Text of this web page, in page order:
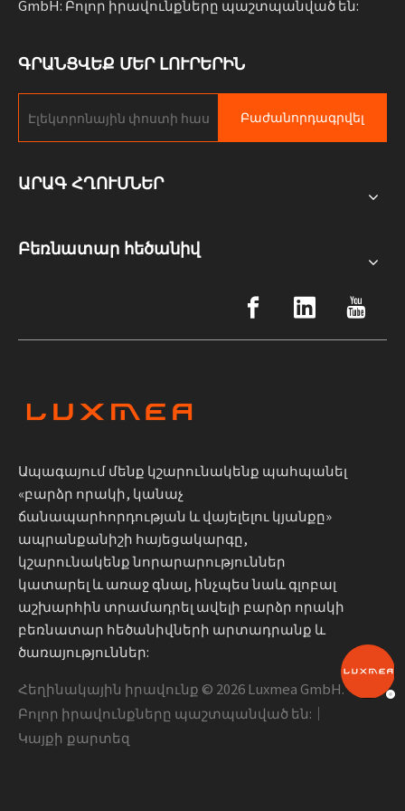
GmbH: Բոլոր իրավունքները պաշտպանված են:
ԳՐԱՆՑՎԵՔ ՄԵՐ ԼՈՒՐԵՐԻՆ
Բաժանորդագրվել
ԱՐԱԳ ՀՂՈՒՄՆԵՐ
Բեռնատար հեծանիվ
Ապագայում մենք կշարունակենք պահպանել
«բարձր որակի, կանաչ
ճանապարհորդության և վայելելու կյանքը»
ապրանքանիշի հայեցակարգը,
կշարունակենք նորարարություններ
կատարել և առաջ գնալ, ինչպես նաև գլոբալ
աշխարհին տրամադրել ավելի բարձր որակի
բեռնատար հեծանիվների արտադրանք և
ծառայություններ:
Հեղինակային իրավունք © 2026Luxmea GmbH.
Բոլոր իրավունքները պաշտպանված են:｜
Կայքի քարտեզ